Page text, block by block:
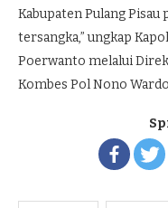
Kabupaten Pulang Pisau
tersangka,” ungkap
Poerwanto melalui
Kombes Pol Nono